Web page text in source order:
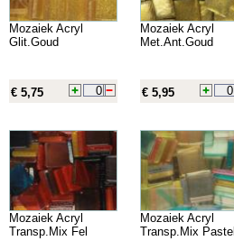
Mozaiek Acryl
Glit.Goud
€ 5,75
Mozaiek Acryl
Met.Ant.Goud
€ 5,95
Mozaiek Acryl
Transp.Mix Fel
Mozaiek Acryl
Transp.Mix Pastel